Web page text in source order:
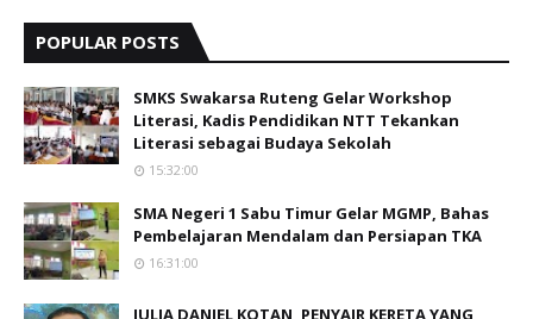
POPULAR POSTS
SMKS Swakarsa Ruteng Gelar Workshop
Literasi, Kadis Pendidikan NTT Tekankan
Literasi sebagai Budaya Sekolah
15:32:00
SMA Negeri 1 Sabu Timur Gelar MGMP, Bahas
Pembelajaran Mendalam dan Persiapan TKA
16:31:00
JULIA DANIEL KOTAN, PENYAIR KERETA YANG